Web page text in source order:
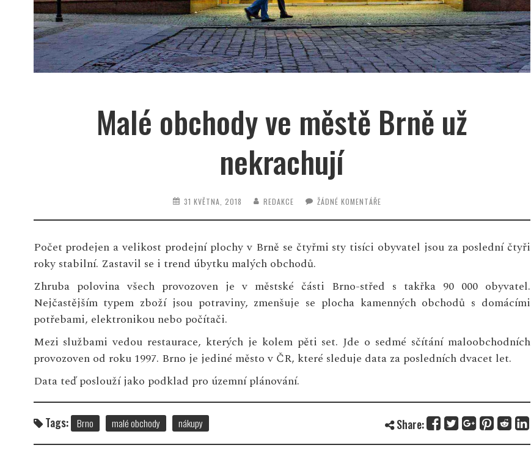
Malé obchody ve městě Brně už
nekrachují
31 KVĚTNA, 2018 REDAKCE ŽÁDNÉ KOMENTÁŘE
Počet prodejen a velikost prodejní plochy v Brně se čtyřmi sty tisíci obyvatel jsou za poslední čtyři
roky stabilní. Zastavil se i trend úbytku malých obchodů.
Zhruba polovina všech provozoven je v městské části Brno-střed s takřka 90 000 obyvatel.
Nejčastějším typem zboží jsou potraviny, zmenšuje se plocha kamenných obchodů s domácími
potřebami, elektronikou nebo počítači.
Mezi službami vedou restaurace, kterých je kolem pěti set. Jde o sedmé sčítání maloobchodních
provozoven od roku 1997. Brno je jediné město v ČR, které sleduje data za posledních dvacet let.
Data teď poslouží jako podklad pro územní plánování.
Tags: Brno malé obchody nákupy Share: